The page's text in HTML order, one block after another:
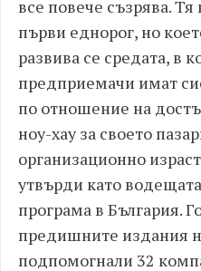
все повече съзрява.
първи еднорог, но
развива се средата, в
предприемачи имат
по отношение на
ноу-хау за своето
организационно
утвърди като
програма в България.
предишните издания
подпомогнали 32